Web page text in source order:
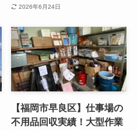
2026年6月24日
【福岡市早良区】仕事場の
不用品回収実績！大型作業